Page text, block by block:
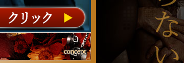
元町奥さまコンセプト